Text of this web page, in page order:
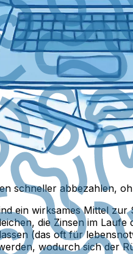
schneller abbezahlen,
ein wirksames Mittel
die Zinsen im
(das oft für
wodurch sich der